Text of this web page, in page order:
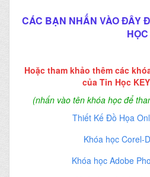
CÁC BẠN NHẤN VÀO ĐÂY
HỌC
Hoặc tham khảo thêm các
của Tin Học
(nhấn vào tên khóa học để
Thiết Kế Đồ Họa
Khóa học Corel-
Khóa học Adobe